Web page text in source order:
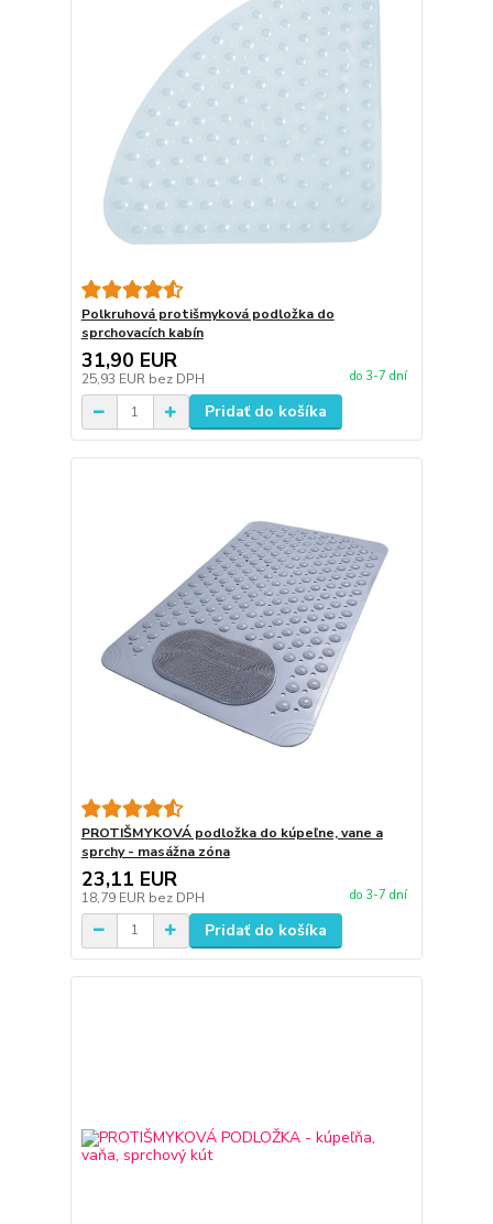
Polkruhová protišmyková podložka do
sprchovacích kabín
31,90 EUR
25,93 EUR bez DPH do 3-7 dní
Pridať do košíka
PROTIŠMYKOVÁ podložka do kúpeľne, vane a
sprchy - masážna zóna
23,11 EUR
18,79 EUR bez DPH do 3-7 dní
Pridať do košíka